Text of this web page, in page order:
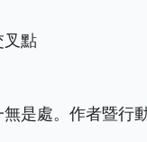
叉點
是處。作者暨行